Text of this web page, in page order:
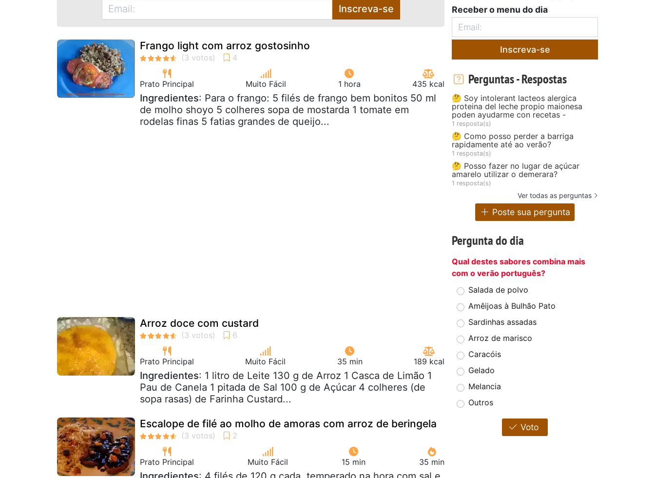
Inscreva-se
Frango light com arroz gostosinho
Prato Principal Muito Fácil 1 hora 435 kcal
Ingredientes: Para o frango: 5 filés de frango bem bonitos 50 ml
de molho shoyo 5 colheres sopa de mostarda 1 tomate em
rodelas finas 5 fatias grandes de queijo...
Arroz doce com custard
Prato Principal Muito Fácil 35 min 189 kcal
Ingredientes: 1 litro de Leite 130 g de Arroz 1 Casca de Limão 1
Pau de Canela 1 pitada de Sal 100 g de Açúcar 4 colheres (de
sopa rasas) de Farinha Custard...
Escalope de filé ao molho de amoras com arroz de beringela
Prato Principal Muito Fácil 15 min 35 min
Receber o menu do dia
Inscreva-se
Perguntas - Respostas
🤔 Soy intolerant lacteos alergica
proteina del leche propio maionesa
poden ayudarme con recetas -
1 resposta(s)
🤔 Como posso perder a barriga
rapidamente até ao verão?
1 resposta(s)
🤔 Posso fazer no lugar de açúcar
amarelo utilizar o demerara?
1 resposta(s)
Ver todas as perguntas
Poste sua pergunta
Pergunta do dia
Qual destes sabores combina mais
com o verão português?
Salada de polvo
Amêijoas à Bulhão Pato
Sardinhas assadas
Arroz de marisco
Caracóis
Gelado
Melancia
Outros
Voto